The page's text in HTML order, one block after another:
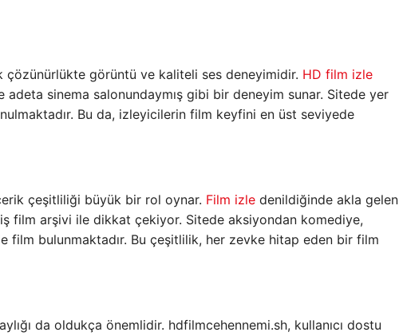
görüntü ve kaliteli ses deneyimidir. HD film izle
sinema salonundaymış gibi bir deneyim sunar. Sitede yer
Bu da, izleyicilerin film keyfini en üst seviyede
çeşitliliği büyük bir rol oynar. Film izle denildiğinde akla gelen
film arşivi ile dikkat çekiyor. Sitede aksiyondan komediye,
film bulunmaktadır. Bu çeşitlilik, her zevke hitap eden bir film
da oldukça önemlidir. hdfilmcehennemi.sh, kullanıcı dostu